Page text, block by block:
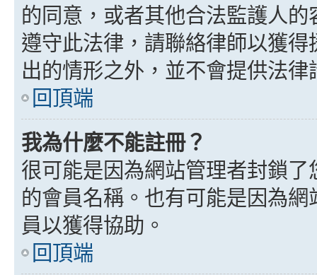
的同意，或者其他合法監護人
遵守此法律，請聯絡律師以獲
出的情形之外，並不會提供法
回頂端
我為什麼不能註冊？
很可能是因為網站管理者封鎖
的會員名稱。也有可能是因為
員以獲得協助。
回頂端